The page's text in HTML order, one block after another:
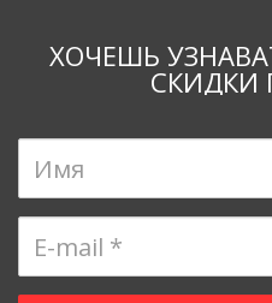
ХОЧЕШЬ
СКИДКИ